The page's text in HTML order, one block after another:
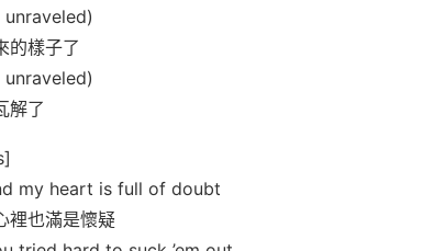
unraveled)
的樣子了
unraveled)
解了
my heart is full of doubt
裡也滿是懷疑